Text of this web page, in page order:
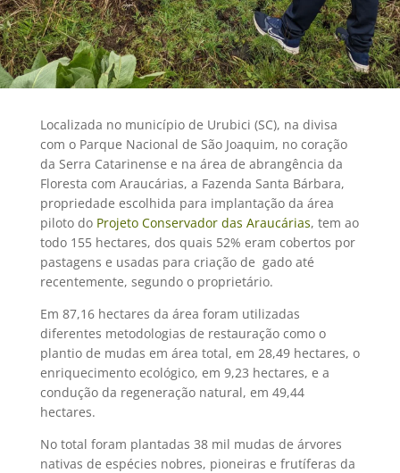
Localizada no município de Urubici (SC), na divisa
com o Parque Nacional de São Joaquim, no coração
da Serra Catarinense e na área de abrangência da
Floresta com Araucárias, a Fazenda Santa Bárbara,
propriedade escolhida para implantação da área
piloto do Projeto Conservador das Araucárias, tem ao
todo 155 hectares, dos quais 52% eram cobertos por
pastagens e usadas para criação de gado até
recentemente, segundo o proprietário.
Em 87,16 hectares da área foram utilizadas
diferentes metodologias de restauração como o
plantio de mudas em área total, em 28,49 hectares, o
enriquecimento ecológico, em 9,23 hectares, e a
condução da regeneração natural, em 49,44
hectares.
No total foram plantadas 38 mil mudas de árvores
nativas de espécies nobres, pioneiras e frutíferas da